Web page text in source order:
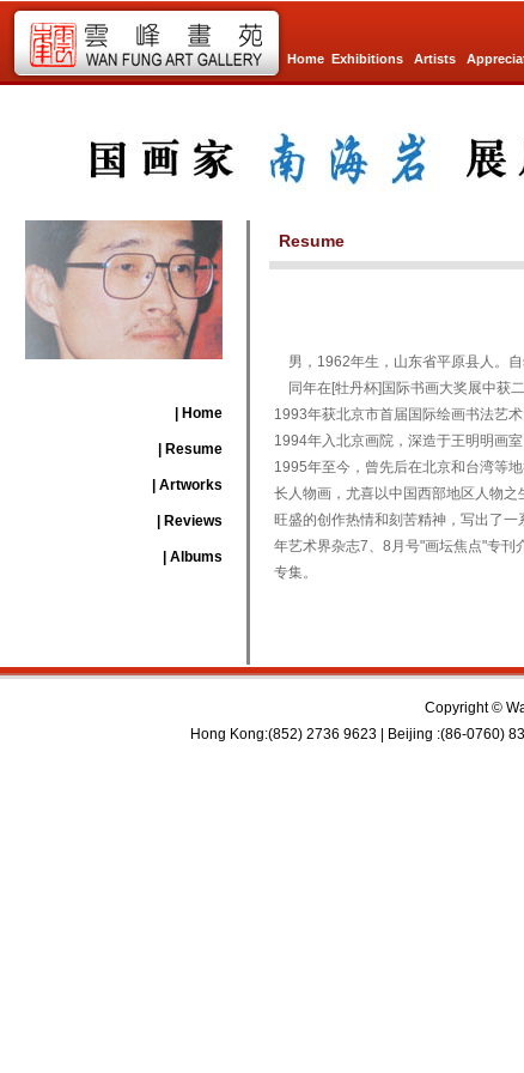
Home Exhibitions Artists
| Home
| Resume
| Artworks
| Reviews
| Albums
Resume
男，1962年生，山东省平原县人。
同年在[牡丹杯]国际书画大奖展中获二
1993年获北京市首届国际绘画书法艺
1994年入北京画院，深造于王明明画
1995年至今，曾先后在北京和台湾等
长人物画，尤喜以中国西部地区人物
旺盛的创作热情和刻苦精神，写出了
年艺术界杂志7、8月号"画坛焦点"专刊
专集。
Copyright ©
Hong Kong:(852) 2736 9623 | Beijing :(86-0760)